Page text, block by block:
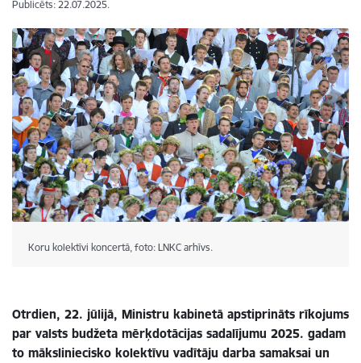
Publicēts: 22.07.2025.
Koru kolektīvi koncertā, foto: LNKC arhīvs.
Otrdien, 22. jūlijā, Ministru kabinetā apstiprināts rīkojums
par valsts budžeta mērķdotācijas sadalījumu 2025. gadam
to māksliniecisko kolektīvu vadītāju darba samaksai un